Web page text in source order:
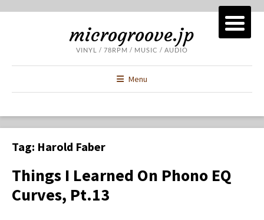
microgroove.jp
VINYL / 78RPM / MUSIC / AUDIO
Menu
Tag: Harold Faber
Things I Learned On Phono EQ
Curves, Pt.13